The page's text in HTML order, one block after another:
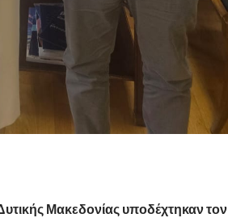
Μακεδονίας υποδέχτηκαν τον